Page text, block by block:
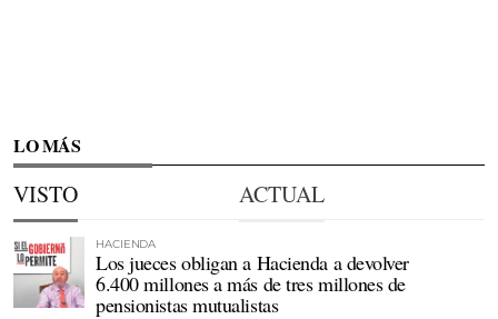
LO MÁS
VISTO ACTUAL
HACIENDA
Los jueces obligan a Hacienda a devolver
6.400 millones a más de tres millones de
pensionistas mutualistas